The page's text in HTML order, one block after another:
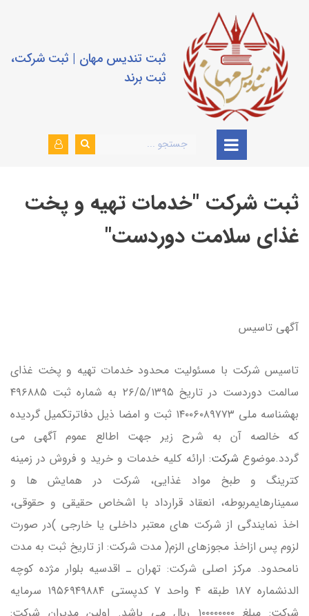
ثبت تندیس مهان | ثبت شرکت،
ثبت برند
ثبت شرکت "خدمات تهیه و پخت
غذای سلامت دوردست"
آگهي تاسيس
تاسيس شركت با مسئوليت محدود خدمات تهيه و پخت غذاي
سالمت دوردست در تاريخ ۲۶/۵/۱۳۹۵ به شماره ثبت ۴۹۶۸۸۵
بهشناسه ملي ۱۴۰۰۶۰۸۹۷۷۳ ثبت و امضا ذيل دفاترتكميل گرديده
كه خالصه آن به شرح زير جهت اطالع عموم آگهي مي
گردد.موضوع شركت: ارائه كليه خدمات و خريد و فروش در زمينه
كترينگ و طبخ مواد غذايي، شركت در همايش ها و
سمينارهايمربوطه، انعقاد قرارداد با اشخاص حقيقي و حقوقي،
اخذ نمايندگي از شركت هاي معتبر داخلي يا خارجي )در صورت
لزوم پس ازاخذ مجوزهاي الزم( مدت شركت: از تاريخ ثبت به مدت
نامحدود. مركز اصلي شركت: تهران ـ اقدسيه بلوار مژده كوچه
الدنشماره ۱۸۷ طبقه ۴ واحد ۷ كدپستي ۱۹۵۶۹۴۹۸۸۴ سرمايه